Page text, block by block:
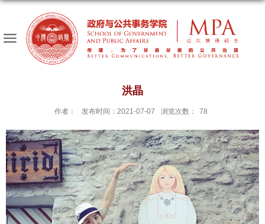
洪晶
作者： 发布时间：2021-07-07 浏览次数： 78